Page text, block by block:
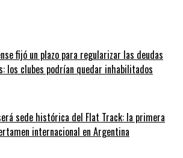
fijó un plazo para regularizar las deudas
los clubes podrían quedar inhabilitados
sede histórica del Flat Track: la primera
internacional en Argentina